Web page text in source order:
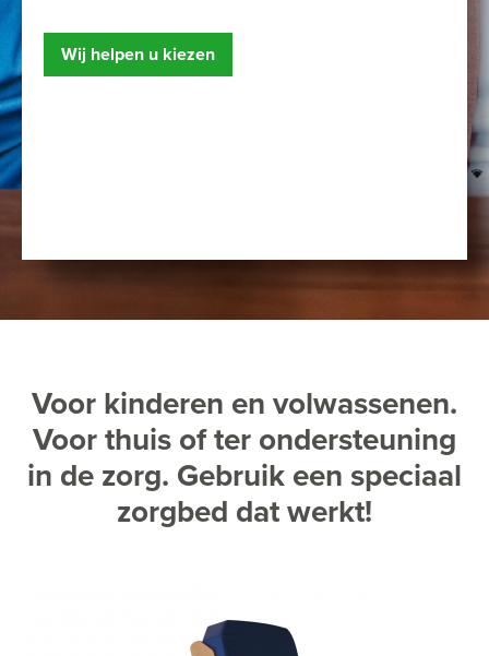
Wij helpen u kiezen
Voor kinderen en volwassenen.
Voor thuis of ter ondersteuning
in de zorg. Gebruik een speciaal
zorgbed dat werkt!